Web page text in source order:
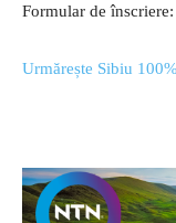
Formular de
Urmărește Sibiu